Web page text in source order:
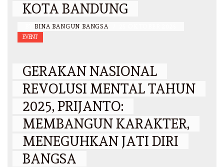
KOTA BANDUNG
BINA BANGUN BANGSA
EVENT
GERAKAN NASIONAL
REVOLUSI MENTAL TAHUN
2025, PRIJANTO:
MEMBANGUN KARAKTER,
MENEGUHKAN JATI DIRI
BANGSA